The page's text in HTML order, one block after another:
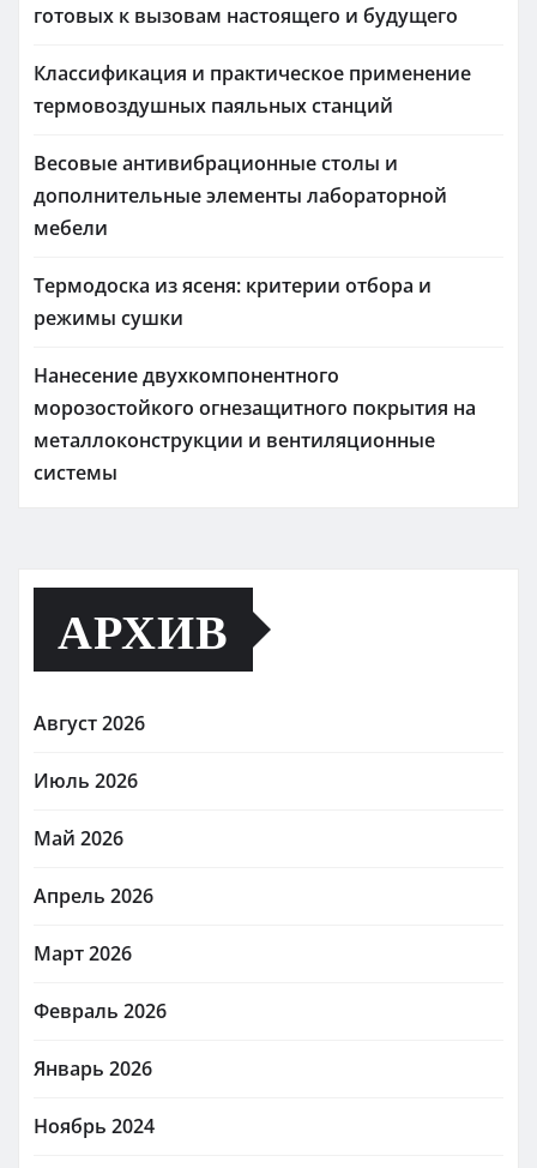
готовых к вызовам настоящего и будущего
Классификация и практическое применение
термовоздушных паяльных станций
Весовые антивибрационные столы и
дополнительные элементы лабораторной
мебели
Термодоска из ясеня: критерии отбора и
режимы сушки
Нанесение двухкомпонентного
морозостойкого огнезащитного покрытия на
металлоконструкции и вентиляционные
системы
АРХИВ
Август 2026
Июль 2026
Май 2026
Апрель 2026
Март 2026
Февраль 2026
Январь 2026
Ноябрь 2024